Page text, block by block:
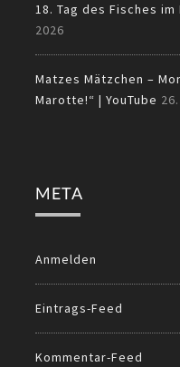
18. Tag des Fisches
2026
Matzes Mätzchen –
Marotte!“ | YouTube
META
Anmelden
Eintrags-Feed
Kommentar-Feed